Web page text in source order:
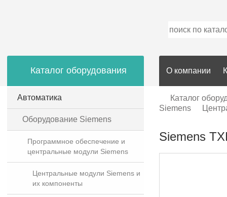
Каталог оборудования
Автоматика
Оборудование Siemens
Программное обеспечение и
центральные модули Siemens
Центральные модули Siemens и
их компоненты
О компании
Каталог
Siemens
Siemens